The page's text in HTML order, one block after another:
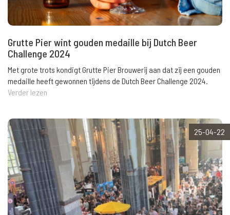
Grutte Pier wint gouden medaille bij Dutch Beer
Challenge 2024
Met grote trots kondigt Grutte Pier Brouwerij aan dat zij een gouden
medaille heeft gewonnen tijdens de Dutch Beer Challenge 2024.
Verder lezen
25-04-22